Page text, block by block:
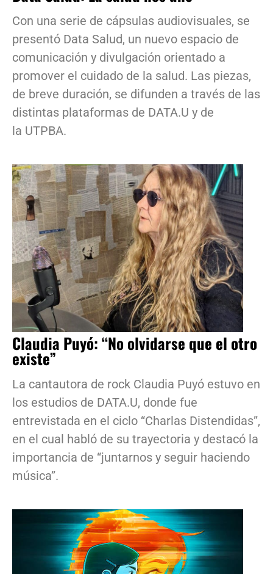
Con una serie de cápsulas audiovisuales, se
presentó Data Salud, un nuevo espacio de
comunicación y divulgación orientado a
promover el cuidado de la salud. Las piezas,
de breve duración, se difunden a través de las
distintas plataformas de DATA.U y de
la UTPBA.
Claudia Puyó: “No olvidarse que el otro
existe”
La cantautora de rock Claudia Puyó estuvo en
los estudios de DATA.U, donde fue
entrevistada en el ciclo “Charlas Distendidas”,
en el cual habló de su trayectoria y destacó la
importancia de “juntarnos y seguir haciendo
música”.